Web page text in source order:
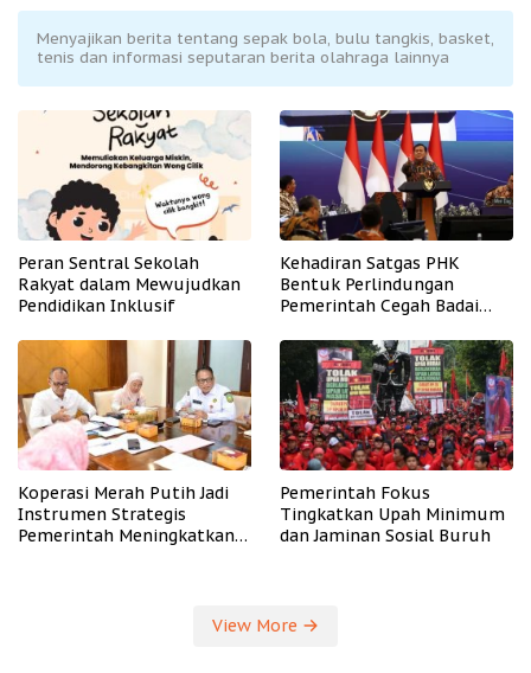
Menyajikan berita tentang sepak bola, bulu tangkis, basket,
tenis dan informasi seputaran berita olahraga lainnya
Peran Sentral Sekolah
Rakyat dalam Mewujudkan
Pendidikan Inklusif
Kehadiran Satgas PHK
Bentuk Perlindungan
Pemerintah Cegah Badai
Koperasi Merah Putih Jadi
Instrumen Strategis
Pemerintah Meningkatkan
Pemerintah Fokus
Tingkatkan Upah Minimum
dan Jaminan Sosial Buruh
View More